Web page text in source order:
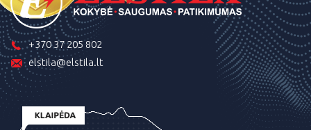
+370 37 205 802
elstila@elstila.lt